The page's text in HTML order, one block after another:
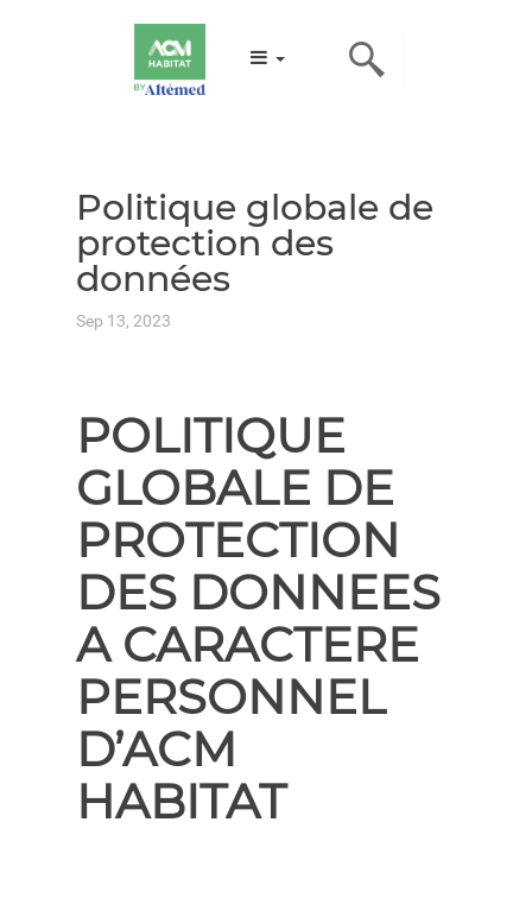
Politique globale de
protection des
données
Sep 13, 2023
POLITIQUE
GLOBALE DE
PROTECTION
DES DONNEES
A CARACTERE
PERSONNEL
D’ACM
HABITAT